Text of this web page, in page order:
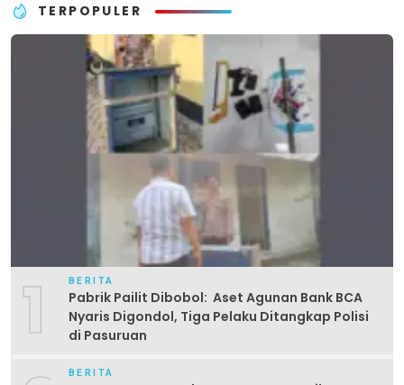
TERPOPULER
1 BERITA
Pabrik Pailit Dibobol: Aset Agunan Bank BCA
Nyaris Digondol, Tiga Pelaku Ditangkap Polisi
di Pasuruan
BERITA